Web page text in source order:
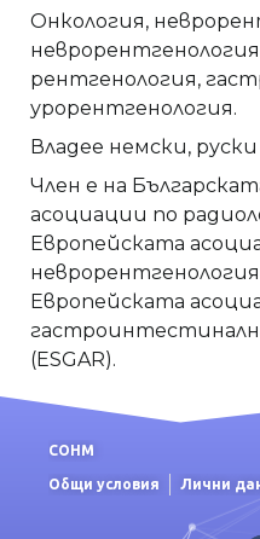
Онкология,
рентгенология,
урорентгенология.
Владее немски,
Член е на
асоциации по
Европейската
неврорентгенология
Европейската
(ESGAR).
СОНМ
Общи условия Лични